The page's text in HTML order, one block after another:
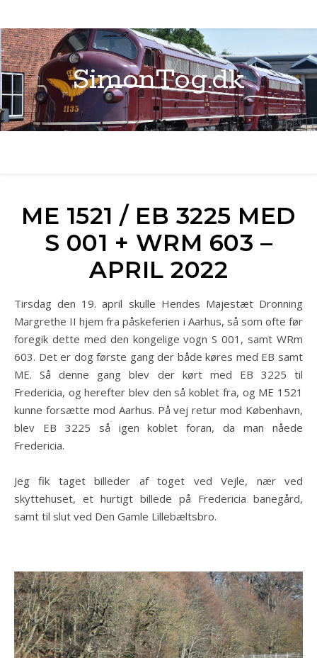
SimonTog.dk
ME 1521 / EB 3225 MED
S 001 + WRM 603 –
APRIL 2022
Tirsdag den 19. april skulle Hendes Majestæt Dronning
Margrethe II hjem fra påskeferien i Aarhus, så som ofte før
foregik dette med den kongelige vogn S 001, samt WRm
603. Det er dog første gang der både køres med EB samt
ME. Så denne gang blev der kørt med EB 3225 til
Fredericia, og herefter blev den så koblet fra, og ME 1521
kunne forsætte mod Aarhus. På vej retur mod København,
blev EB 3225 så igen koblet foran, da man nåede
Fredericia.
Jeg fik taget billeder af toget ved Vejle, nær ved
skyttehuset, et hurtigt billede på Fredericia banegård,
samt til slut ved Den Gamle Lillebæltsbro.